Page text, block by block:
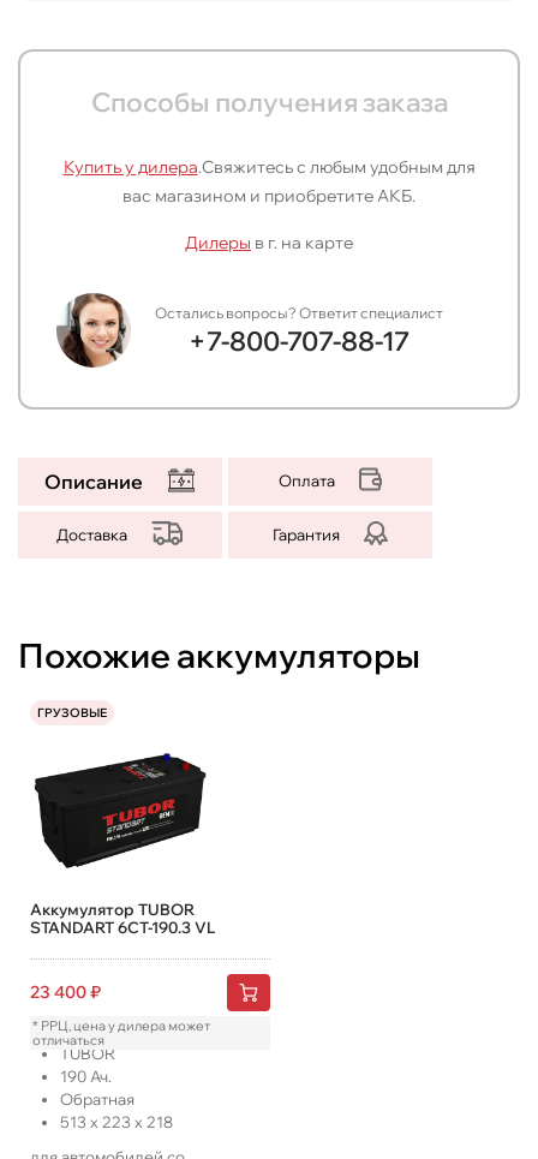
Способы получения заказа
Купить у дилера.Свяжитесь с любым удобным для
вас магазином и приобретите АКБ.
Дилеры в г. на карте
Остались вопросы? Ответит специалист
+7-800-707-88-17
Описание Оплата
Доставка Гарантия
Похожие аккумуляторы
ГРУЗОВЫЕ
Аккумулятор TUBOR
STANDART 6СТ-190.3 VL
23 400₽
* РРЦ, цена у дилера может
отличаться
TUBOR
190 Ач.
Обратная
513 x 223 x 218